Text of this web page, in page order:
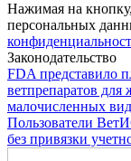
Нажимая на
персональных
Законодательство
FDA представило
ветпрепаратов
малочисленных
Пользователи
без привязки